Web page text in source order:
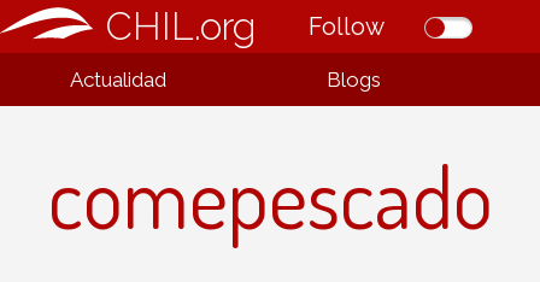
CHIL.org Follow
Actualidad Blogs
comepescado